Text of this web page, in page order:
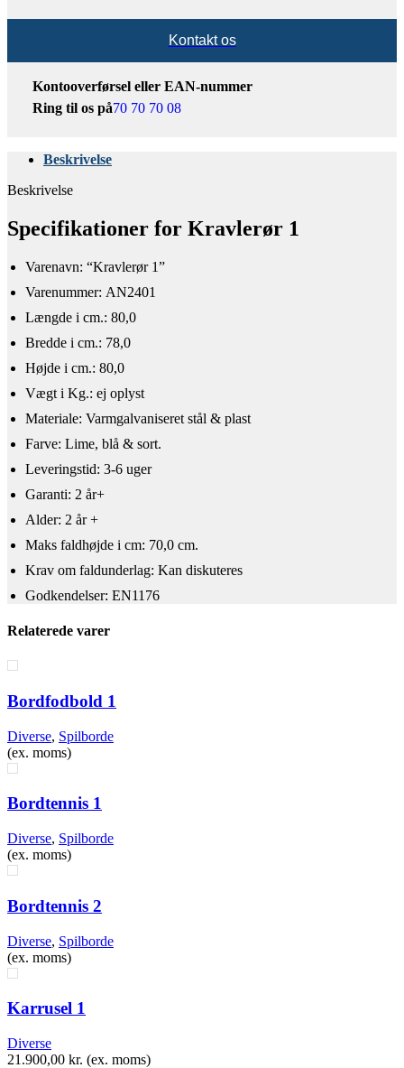
Kontakt os
Kontooverførsel eller EAN-nummer
Ring til os på70 70 70 08
Beskrivelse
Beskrivelse
Specifikationer for Kravlerør 1
Varenavn: “Kravlerør 1”
Varenummer: AN2401
Længde i cm.: 80,0
Bredde i cm.: 78,0
Højde i cm.: 80,0
Vægt i Kg.: ej oplyst
Materiale: Varmgalvaniseret stål & plast
Farve: Lime, blå & sort.
Leveringstid: 3-6 uger
Garanti: 2 år+
Alder: 2 år +
​Maks faldhøjde i cm: 70,0 cm.
Krav om faldunderlag: Kan diskuteres
Godkendelser: EN1176
Relaterede varer
Bordfodbold 1
Diverse, Spilborde
(ex. moms)
Bordtennis 1
Diverse, Spilborde
(ex. moms)
Bordtennis 2
Diverse, Spilborde
(ex. moms)
Karrusel 1
Diverse
21.900,00 kr. (ex. moms)